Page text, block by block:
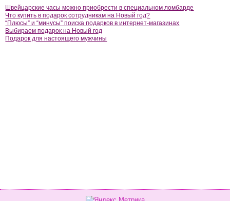
Швейцарские часы можно приобрести в специальном ломбарде
Что купить в подарок сотрудникам на Новый год?
“Плюсы” и “минусы” поиска подарков в интернет-магазинах
Выбираем подарок на Новый год
Подарок для настоящего мужчины